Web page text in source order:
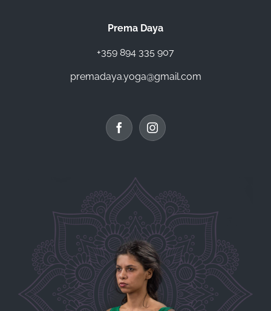
Prema Daya
+359 894 335 907
premadaya.yoga@gmail.com